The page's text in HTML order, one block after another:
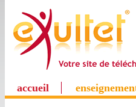
accueil